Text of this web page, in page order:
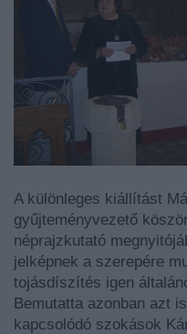
A különleges kiállítást
gyűjteményvezető
néprajzkutató
jelképnek a szerepére
tojásdíszítés igen
Bemutatta azonban azt
kapcsolódó szokások